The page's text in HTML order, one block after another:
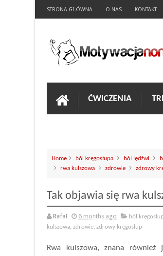
STRONA GŁÓWNA O NAS KONTAKT
ĆWICZENIA
Home ból kręgosłupa ból lędźwi
rwa kulszowa
zdrowie zdrowy
Tak objawia się rwa
Rafał 6 months ago ból
kulszowa, zdrowie, zdrowy kręgosłup
Rwa kulszowa, znana również